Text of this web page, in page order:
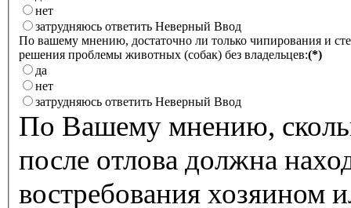
нет
затрудняюсь ответить Неверный Ввод
По вашему мнению, достаточно ли только чипирования и
решения проблемы животных (собак) без владельцев:(*)
да
нет
затрудняюсь ответить Неверный Ввод
По Вашему мнению,
после отлова должна
востребования хозяином